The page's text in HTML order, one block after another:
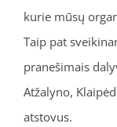
kurie mūsų
Taip pat
pranešimais
Atžalyno,
atstovus.